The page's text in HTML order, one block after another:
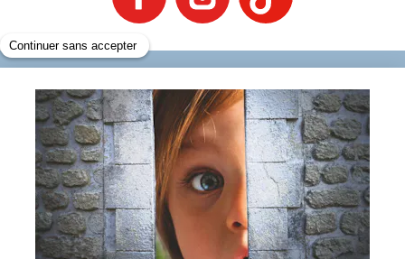
INFORMATIONS
SERVICES
À PROPOS